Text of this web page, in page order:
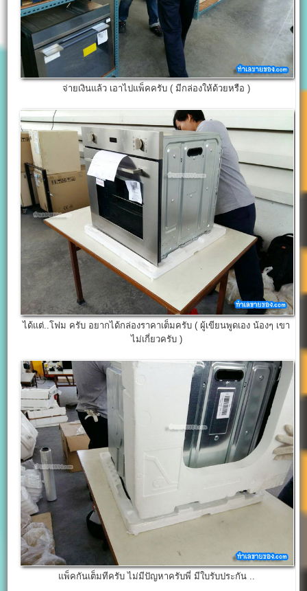
จ่ายเงินแล้ว เอาไปแพ็คครับ ( มีกล่องให้ด้วยหรือ )
ได้แต่..โฟม ครับ อยากได้กล่องราคาเต็มครับ ( ผู้เขียนพูดเอง น้องๆ เขา
ไม่เกี่ยวครับ )
แพ็คกันเต็มทีครับ ไม่มีปัญหาครับพี่ มีใบรับประกัน ..